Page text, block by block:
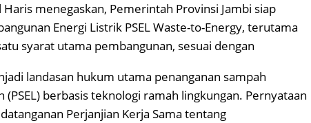
Haris menegaskan, Pemerintah Provinsi Jambi siap
Energi Listrik PSEL Waste-to-Energy, terutama
syarat utama pembangunan, sesuai dengan
landasan hukum utama penanganan sampah
berbasis teknologi ramah lingkungan. Pernyataan
Perjanjian Kerja Sama tentang